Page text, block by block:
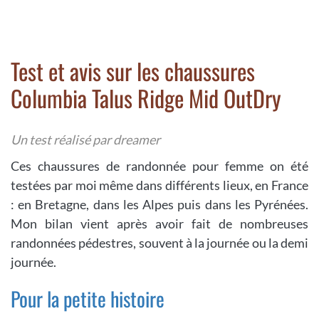
Test et avis sur les chaussures
Columbia Talus Ridge Mid OutDry
Un test réalisé par dreamer
Ces chaussures de randonnée pour femme on été
testées par moi même dans différents lieux, en France
: en Bretagne, dans les Alpes puis dans les Pyrénées.
Mon bilan vient après avoir fait de nombreuses
randonnées pédestres, souvent à la journée ou la demi
journée.
Pour la petite histoire